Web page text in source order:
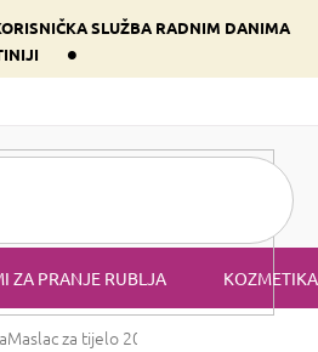
SLUŽBA RADNIM DANIMA
•
komponenti
ZA PRANJE RUBLJA KOZMETIKA
Maslac za tijelo 200 ml